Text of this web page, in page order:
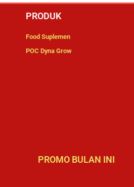
PRODUK
Food Suplemen
POC Dyna Grow
PROMO BULAN INI